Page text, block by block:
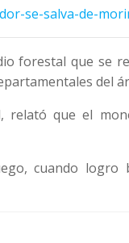
se-salva-de-
forestal que se
del
relató que el
cuando logro